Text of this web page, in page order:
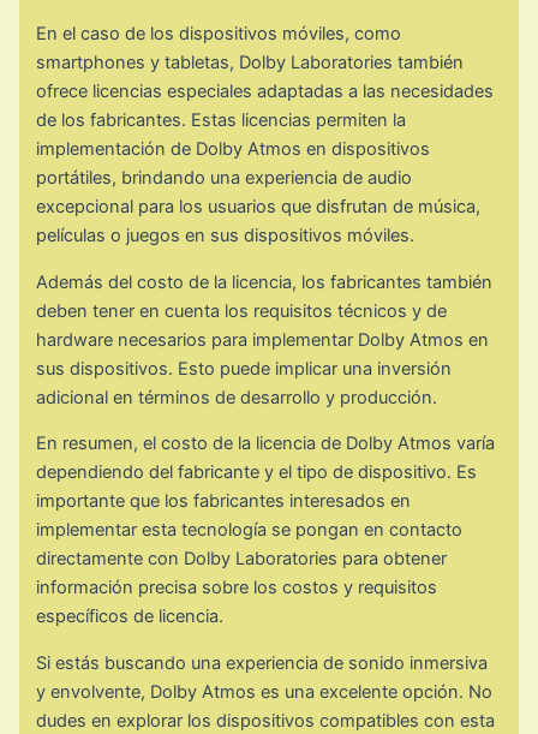
En el caso de los dispositivos móviles, como
smartphones y tabletas, Dolby Laboratories también
ofrece licencias especiales adaptadas a las necesidades
de los fabricantes. Estas licencias permiten la
implementación de Dolby Atmos en dispositivos
portátiles, brindando una experiencia de audio
excepcional para los usuarios que disfrutan de música,
películas o juegos en sus dispositivos móviles.
Además del costo de la licencia, los fabricantes también
deben tener en cuenta los requisitos técnicos y de
hardware necesarios para implementar Dolby Atmos en
sus dispositivos. Esto puede implicar una inversión
adicional en términos de desarrollo y producción.
En resumen, el costo de la licencia de Dolby Atmos varía
dependiendo del fabricante y el tipo de dispositivo. Es
importante que los fabricantes interesados en
implementar esta tecnología se pongan en contacto
directamente con Dolby Laboratories para obtener
información precisa sobre los costos y requisitos
específicos de licencia.
Si estás buscando una experiencia de sonido inmersiva
y envolvente, Dolby Atmos es una excelente opción. No
dudes en explorar los dispositivos compatibles con esta